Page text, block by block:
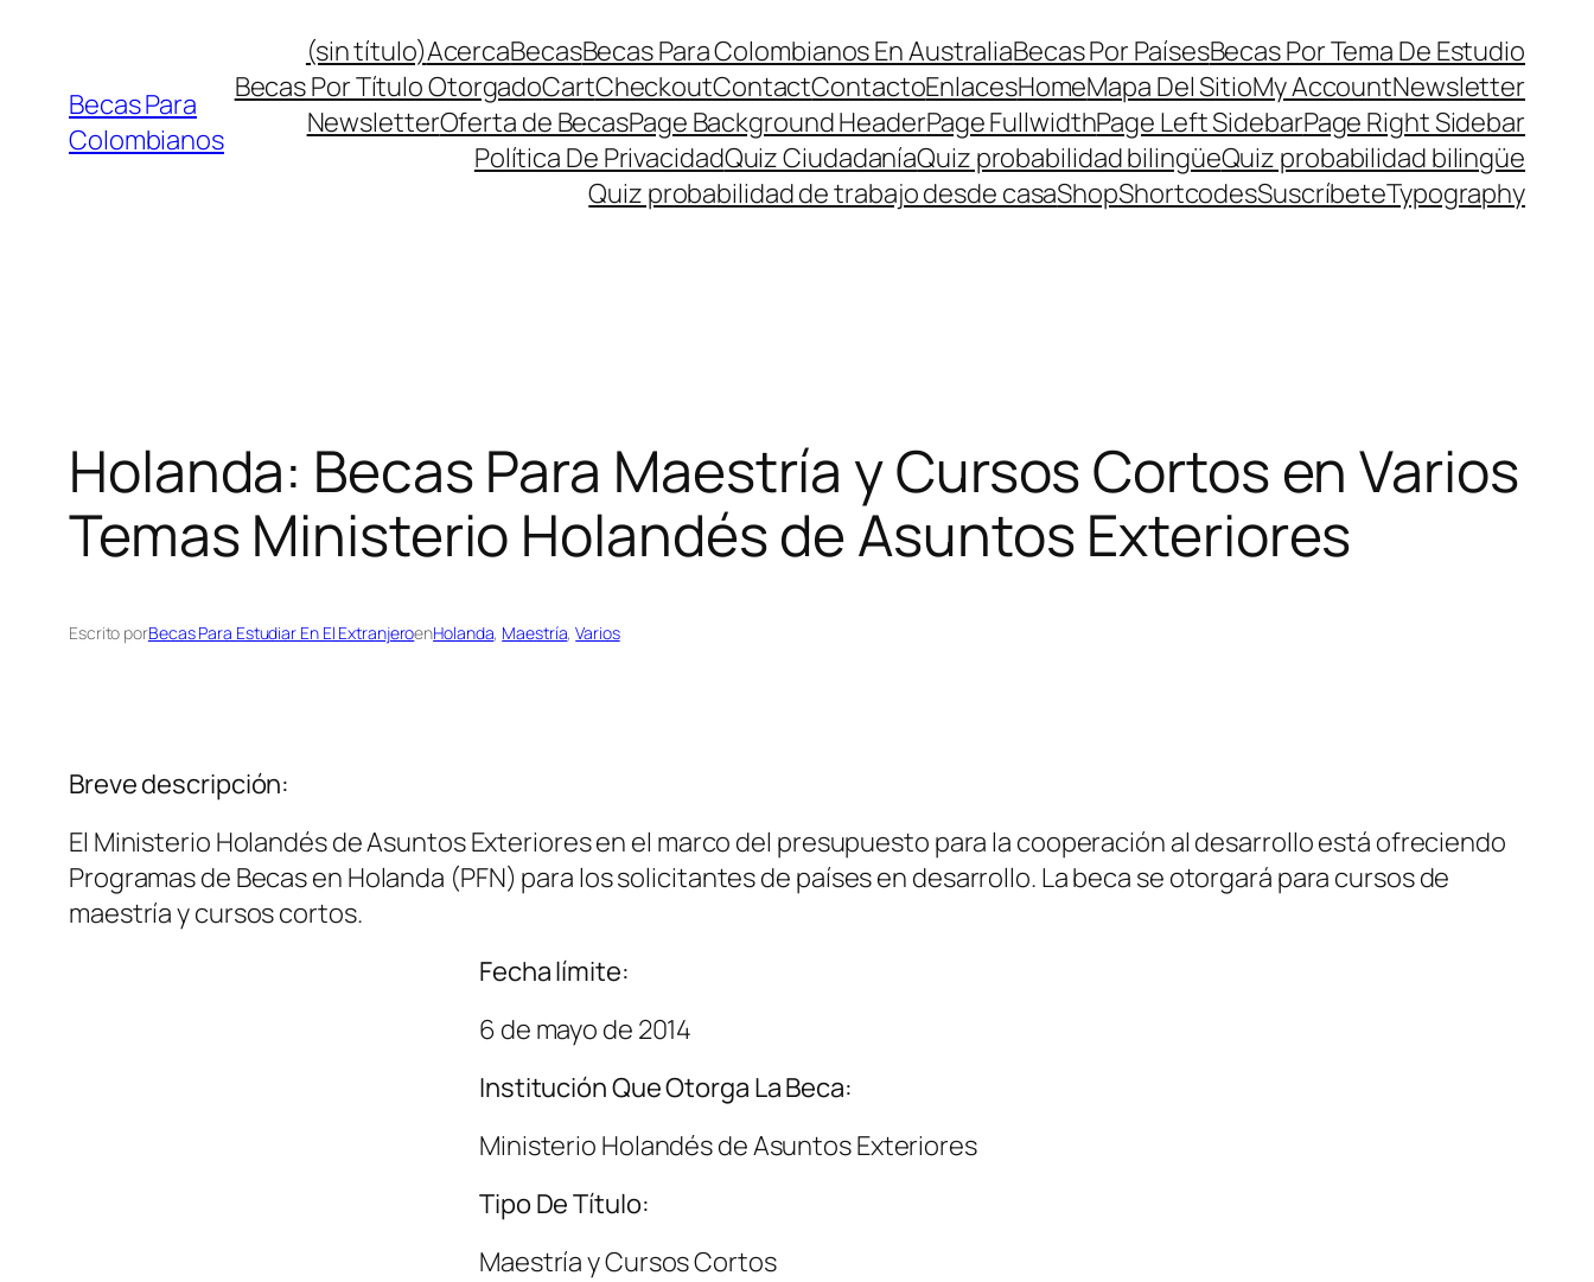
contenido
Becas Para
Colombianos
(sin título)AcercaBecasBecas Para Colombianos En AustraliaBecas Por PaísesBecas Por Tema De Estudio
Becas Por Título OtorgadoCartCheckoutContactContactoEnlacesHomeMapa Del SitioMy AccountNewsletter
NewsletterOferta de BecasPage Background HeaderPage FullwidthPage Left SidebarPage Right Sidebar
Política De PrivacidadQuiz CiudadaníaQuiz probabilidad bilingüeQuiz probabilidad bilingüe
Quiz probabilidad de trabajo desde casaShopShortcodesSuscríbeteTypography
Holanda: Becas Para Maestría y Cursos Cortos en Varios
Temas Ministerio Holandés de Asuntos Exteriores
Escrito porBecas Para Estudiar En El ExtranjeroenHolanda, Maestría, Varios
Breve descripción:
El Ministerio Holandés de Asuntos Exteriores en el marco del presupuesto para la cooperación al desarrollo está ofreciendo
Programas de Becas en Holanda (PFN) para los solicitantes de países en desarrollo. La beca se otorgará para cursos de
maestría y cursos cortos.
Fecha límite:
6 de mayo de 2014
Institución Que Otorga La Beca:
Ministerio Holandés de Asuntos Exteriores
Tipo De Título:
Maestría y Cursos Cortos